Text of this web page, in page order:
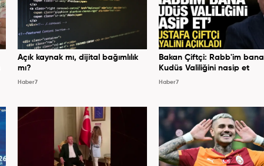
Açık kaynak mı, dijital bağımlılık
mı?
Haber7
Bakan Çiftçi: Rabb'im bana
Kudüs Valiliğini nasip et
Haber7